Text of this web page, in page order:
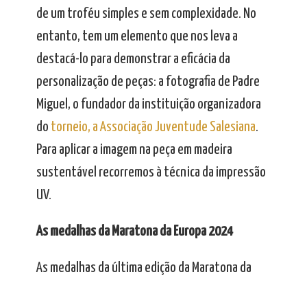
de um troféu simples e sem complexidade. No
entanto, tem um elemento que nos leva a
destacá-lo para demonstrar a eficácia da
personalização de peças: a fotografia de Padre
Miguel, o fundador da instituição organizadora
do torneio, a Associação Juventude Salesiana.
Para aplicar a imagem na peça em madeira
sustentável recorremos à técnica da impressão
UV.
As medalhas da Maratona da Europa 2024
As medalhas da última edição da Maratona da